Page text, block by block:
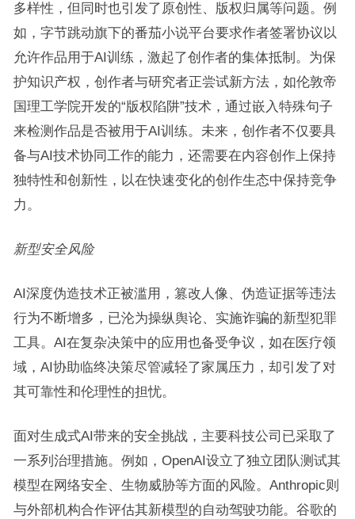
多样性，但同时也引发了原创性、版权归属等问题。例
如，字节跳动旗下的番茄小说平台要求作者签署协议以
允许作品用于AI训练，激起了创作者的集体抵制。为保
护知识产权，创作者与研究者正尝试新方法，如伦敦帝
国理工学院开发的“版权陷阱”技术，通过嵌入特殊句子
来检测作品是否被用于AI训练。未来，创作者不仅要具
备与AI技术协同工作的能力，还需要在内容创作上保持
独特性和创新性，以在快速变化的创作生态中保持竞争
力。
新型安全风险
AI深度伪造技术正被滥用，篡改人像、伪造证据等违法
行为不断增多，已沦为操纵舆论、实施诈骗的新型犯罪
工具。AI在复杂决策中的应用也备受争议，如在医疗领
域，AI协助临终决策尽管减轻了家属压力，却引发了对
其可靠性和伦理性的担忧。
面对生成式AI带来的安全挑战，主要科技公司已采取了
一系列治理措施。例如，OpenAI设立了独立团队测试其
模型在网络安全、生物威胁等方面的风险。Anthropic则
与外部机构合作评估其新模型的自动驾驶功能。谷歌的